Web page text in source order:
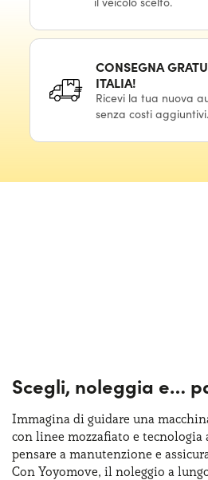
CONSEGNA
ITALIA!
Ricevi la tua nuova
senza costi aggiuntivi.
Scegli, noleggia e…
Immagina di guidare una
con linee mozzafiato e tecnologia
pensare a manutenzione e
Con Yoyomove, il noleggio a